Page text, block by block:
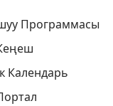
Программасы
Календарь